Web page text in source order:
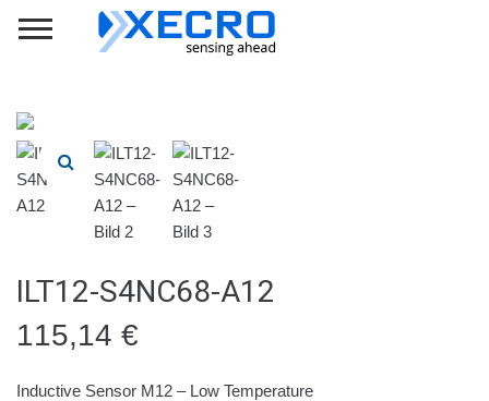
ILT12-S4NC68-A12
115,14 €
Inductive Sensor M12 – Low Temperature